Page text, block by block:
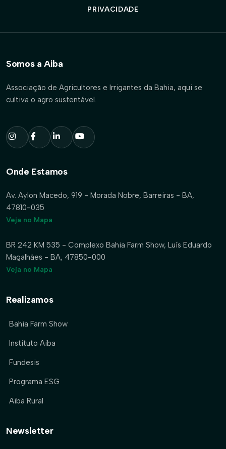
PRIVACIDADE
Somos a Aiba
Associação de Agricultores e Irrigantes da Bahia, aqui se
cultiva o agro sustentável.
Onde Estamos
Av. Aylon Macedo, 919 - Morada Nobre, Barreiras - BA,
47810-035
Veja no Mapa
BR 242 KM 535 - Complexo Bahia Farm Show, Luís Eduardo
Magalhães - BA, 47850-000
Veja no Mapa
Realizamos
Bahia Farm Show
Instituto Aiba
Fundesis
Programa ESG
Aiba Rural
Newsletter